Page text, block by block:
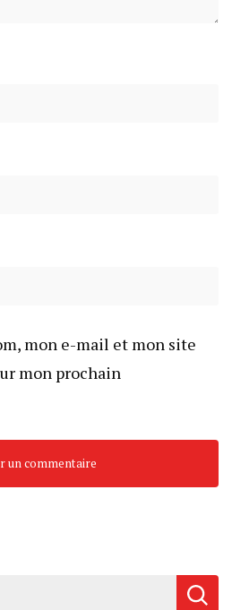
mon e-mail et mon site
mon prochain